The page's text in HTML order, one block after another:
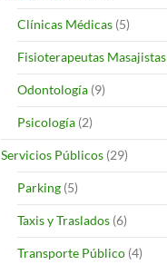
Clínicas Médicas (5)
Fisioterapeutas Masajistas
Odontología (9)
Psicología (2)
Servicios Públicos (29)
Parking (5)
Taxis y Traslados (6)
Transporte Público (4)